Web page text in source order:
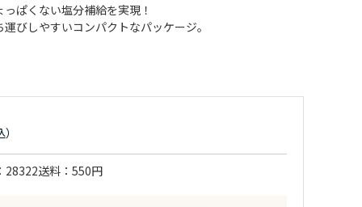
ぱくない塩分補給を実現！
びしやすいコンパクトなパッケージ。
28322送料 550円